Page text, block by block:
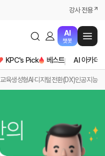
강사 전용
AI
챗봇
KPC's Pick 베스트 AI 아카데
교육생성형AI·디지털전환(DX)인공지능